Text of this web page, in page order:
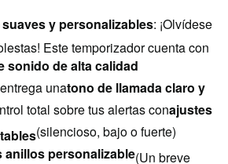
y personalizables: ¡Olvídese
Este temporizador cuenta con
sonido de alta calidad
unatono de llamada claro y
total sobre tus alertas conajustes
(silencioso, bajo o fuerte)
anillos personalizable(Un breve